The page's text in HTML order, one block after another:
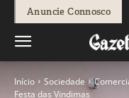
Anuncie Connosco
Início Sociedade
Festa das Vindimas